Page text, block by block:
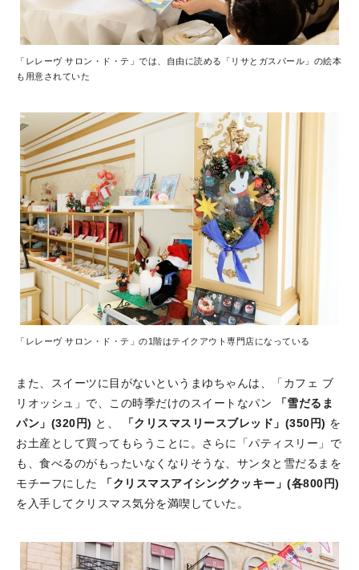
「レレーヴ サロン・ド・テ」では、自由に読める「リサとガスパール」の絵本
も用意されていた
「レレーヴ サロン・ド・テ」の1階はテイクアウト専門店になっている
また、スイーツに目がないというまゆちゃんは、「カフェ ブ
リオッシュ」で、この時季だけのスイートなパン
「雪だるま
パン」(320円) と、 「クリスマスリースブレッド」(350円) を
お土産として買ってもらうことに。さらに「パティスリー」で
も、食べるのがもったいなくなりそうな、サンタと雪だるまを
モチーフにした
「クリスマスアイシングクッキー」(各800円)
を入手してクリスマス気分を満喫していた。